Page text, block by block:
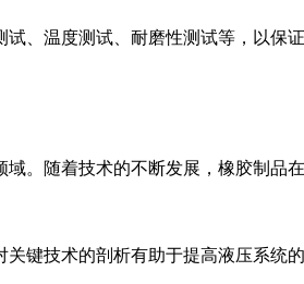
、温度测试、耐磨性测试等，以保
。随着技术的不断发展，橡胶制品
键技术的剖析有助于提高液压系统